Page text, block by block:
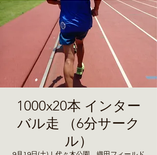
1000x20本 インター
バル走 （6分サーク
ル）